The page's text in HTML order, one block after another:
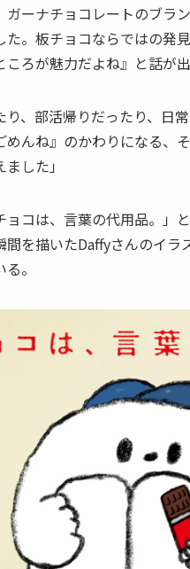
ガーナチョコレートのブラ
た。板チョコならではの発
ころが魅力だよね』と話が出
り、部活帰りだったり、日
めんね』のかわりになる、
した」
ョコは、言葉の代用品。」
間を描いたDaffyさんのイ
。